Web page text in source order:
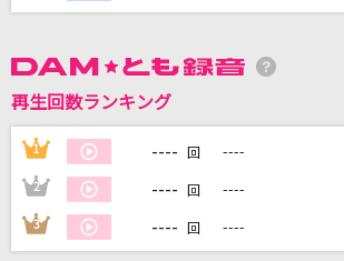
カラオケ最新情報をチェック！
カラオケをもっと楽しもう！
再生回数ランキング
1 ---- 回 ----
2 ---- 回 ----
3 ---- 回 ----